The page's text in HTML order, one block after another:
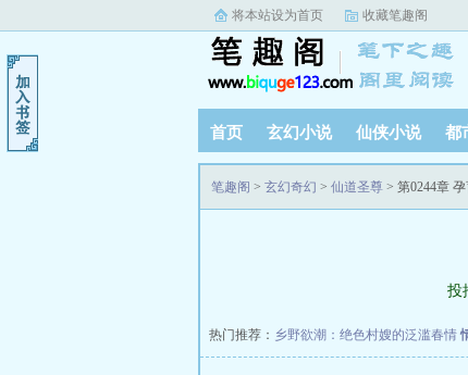
将本站设为首页 收藏笔趣阁
首页 玄幻小说 仙侠小说 都
笔趣阁 > 玄幻奇幻 > 仙道圣尊 > 第0244章
投
热门推荐： 乡野欲潮：绝色村嫂的泛滥春情